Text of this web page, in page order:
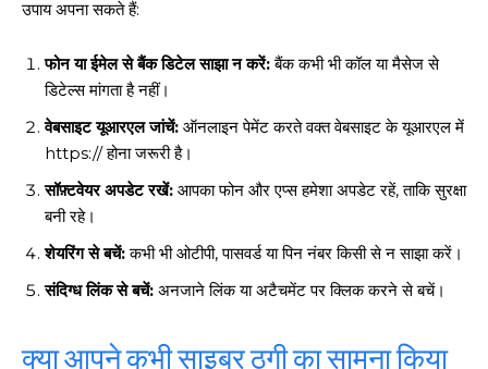
उपाय अपना सकते हैं:
फोन या ईमेल से बैंक डिटेल साझा न करें:बैंक कभी भी कॉल या मैसेज से
डिटेल्स मांगता है नहीं।
वेबसाइट यूआरएल जांचें: ऑनलाइन पेमेंट करते वक्त वेबसाइट के यूआरएल में
https:// होना जरूरी है।
सॉफ़्टवेयर अपडेट रखें: आपका फोन और एप्स हमेशा अपडेट रहें, ताकि सुरक्षा
बनी रहे।
शेयरिंग से बचें:कभी भी ओटीपी, पासवर्ड या पिन नंबर किसी से न साझा करें।
संदिग्ध लिंक से बचें: अनजाने लिंक या अटैचमेंट पर क्लिक करने से बचें।
क्या आपने कभी साइबर ठगी का सामना किया